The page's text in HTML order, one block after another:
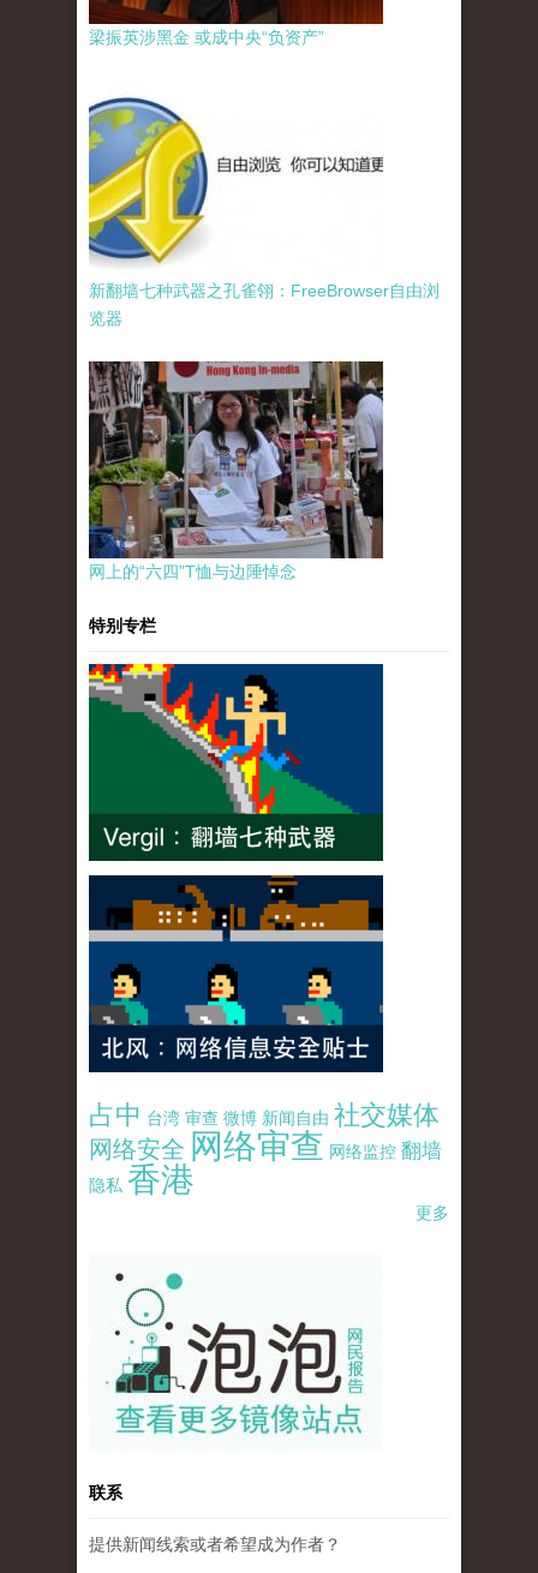
梁振英涉黑金 或成中央“负资产”
新翻墙七种武器之孔雀翎：FreeBrowser自由浏
览器
网上的“六四”T恤与边陲悼念
特别专栏
占中 台湾 审查 微博 新闻自由 社交媒体
网络安全 网络审查 网络监控 翻墙
隐私 香港
更多
pao-pao-banner-mirror-site-120814.jpg
联系
提供新闻线索或者希望成为作者？